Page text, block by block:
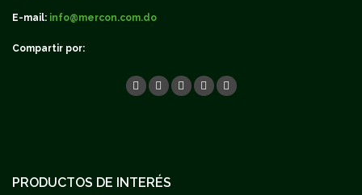
E-mail: info@mercon.com.do
Compartir por:
PRODUCTOS DE INTERÉS